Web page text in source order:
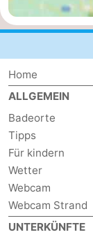
Sluis
-
Natur
Het
Zwin
Wetter
Kontakt
Home
ALLGEMEIN
Badeorte
Tipps
Für kindern
Wetter
Webcam
Webcam Strand
UNTERKÜNFTE